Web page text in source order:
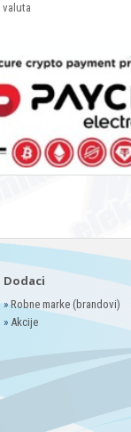
valuta
Dodaci
»Robne marke (brandovi)
» Akcije